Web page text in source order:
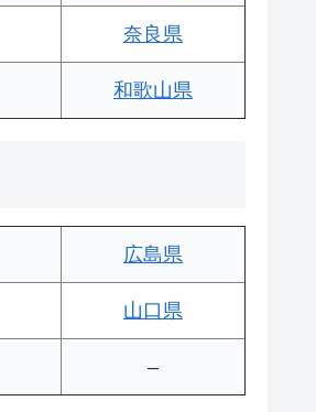
奈良県
和歌山県
広島県
山口県
–